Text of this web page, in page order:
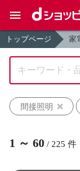
トップページ 家
間接照明
1 ～ 60 / 225 件